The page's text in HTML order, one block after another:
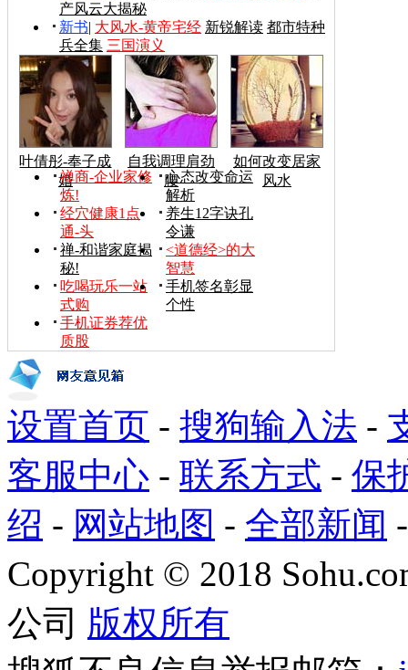
产风云大揭秘
新书| 大风水-黄帝宅经 新锐解读 都市特种
兵全集 三国演义
叶倩彤-奉子成
婚
自我调理肩劲
腰
如何改变居家
风水
禅商-企业家修
炼!
心态改变命运
解析
经穴健康1点
通-头
养生12字诀孔
令谦
禅-和谐家庭揭
秘!
<道德经>的大
智慧
吃喝玩乐一站
式购
手机签名彰显
个性
手机证券荐优
质股
设置首页 - 搜狗输入法 -
客服中心 - 联系方式 - 保
绍 - 网站地图 - 全部新闻
Copyright © 2018
公司 版权所有